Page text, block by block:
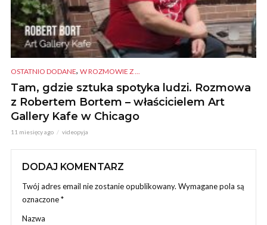
OSTATNIO DODANE, W ROZMOWIE Z ...
Tam, gdzie sztuka spotyka ludzi. Rozmowa
z Robertem Bortem – właścicielem Art
Gallery Kafe w Chicago
11 miesięcy ago videopyja
DODAJ KOMENTARZ
Twój adres email nie zostanie opublikowany. Wymagane pola są
oznaczone*
Nazwa